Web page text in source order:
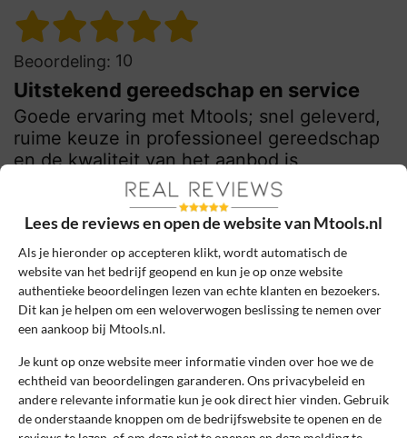
Beoordeling: 10
Uitstekend gereedschap en service
Goede ervaring met Mtools; snel geleverd,
ruime keuze in professioneel gereedschap
en de kwaliteit van het aanbod is
uitstekend. Zeker aan te bevelen voor elke
Review handmatig gecontroleerd en goedgekeurd.
Bekijk ons beleid
Reageer
Robin Verbeek 15 november 2024, 19:29
Lees de reviews en open de website van Mtools.nl
Als je hieronder op accepteren klikt, wordt automatisch de
website van het bedrijf geopend en kun je op onze website
authentieke beoordelingen lezen van echte klanten en bezoekers.
Dit kan je helpen om een weloverwogen beslissing te nemen over
een aankoop bij Mtools.nl.
Je kunt op onze website meer informatie vinden over hoe we de
echtheid van beoordelingen garanderen. Ons privacybeleid en
andere relevante informatie kun je ook direct hier vinden. Gebruik
de onderstaande knoppen om de bedrijfswebsite te openen en de